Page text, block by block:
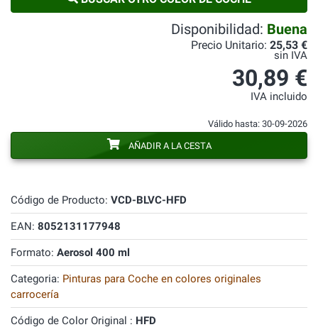
Código de Producto: VCD-BLVC-HFD
EAN: 8052131177948
Formato: Aerosol 400 ml
Categoria: Pinturas para Coche en colores originales
carrocería
Código de Color Original : HFD
Disponibilidad: Buena
Precio Unitario: 25,53 €
sin IVA
30,89 €
IVA incluido
Válido hasta: 30-09-2026
AÑADIR A LA CESTA